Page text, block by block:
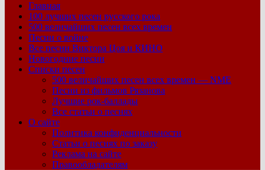
Главная
100 лучших песен русского рока
500 величайших песен всех времен
Песни о войне
Все песни Виктора Цоя и КИНО
Новогодние песни
Списки песен
500 величайших песен всех времен — NME
Песни из фильмов Рязанова
Лучшие рок-баллады
Все статьи о песнях
О сайте
Политика конфиденциальности
Статьи о песнях по заказу
Реклама на сайте
Правообладателям